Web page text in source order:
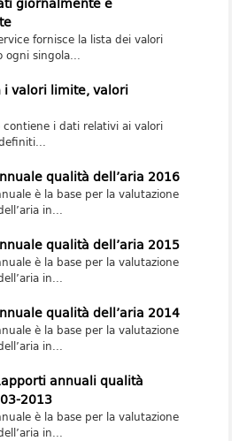
fornisce la lista dei valori
ogni singola...
i valori limite, valori
i dati relativi ai valori
qualità dell’aria 2016
è la base per la valutazione
in...
qualità dell’aria 2015
è la base per la valutazione
in...
qualità dell’aria 2014
è la base per la valutazione
in...
annuali qualità
2013
è la base per la valutazione
in...